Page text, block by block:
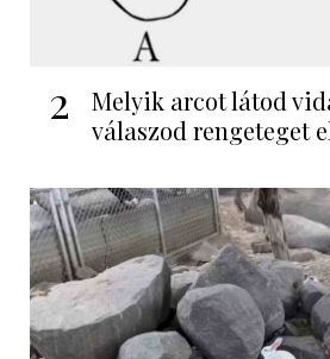
2
Melyik arcot látod
válaszod rengeteget